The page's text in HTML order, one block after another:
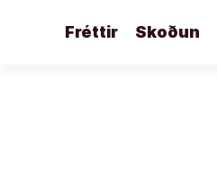
Fréttir Skoðun